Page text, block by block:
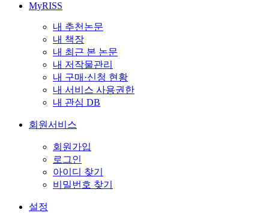
MyRISS
내 추천논문
내 책장
내 최근 본 논문
내 저작물관리
내 구매·신청 현황
내 서비스 사용권한
내 관심 DB
회원서비스
회원가입
로그인
아이디 찾기
비밀번호 찾기
설정